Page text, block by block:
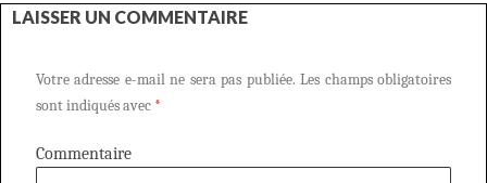
LAISSER UN COMMENTAIRE
Votre adresse e-mail ne sera pas publiée. Les champs obligatoires
sont indiqués avec *
Commentaire